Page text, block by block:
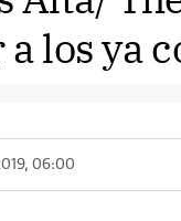
los ya
06:00